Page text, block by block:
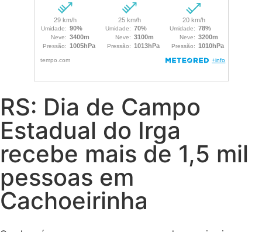
RS: Dia de Campo
Estadual do Irga
recebe mais de 1,5 mil
pessoas em
Cachoeirinha